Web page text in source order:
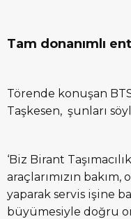
Tam donanımlı
Törende konuşan
Taşkesen, şunları
‘Biz Birant
araçlarımızın bakım,
yaparak servis işine
büyümesiyle doğru